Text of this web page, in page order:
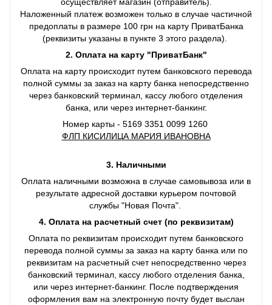
Наложенный платеж возможен только в случае частичной
предоплаты в размере 100 грн на карту ПриватБанка
(реквизиты указаны в пункте 3 этого раздела).
2. Оплата на карту "ПриватБанк"
Оплата на карту происходит путем банковского перевода
полной суммы за заказ на карту банка непосредственно
через банковский терминал, кассу любого отделения
банка, или через интернет-банкинг.
Номер карты - 5169 3351 0099 1260
ФЛП КИСИЛИЦА МАРИЯ ИВАНОВНА
3. Наличными
Оплата наличными возможна в случае самовывоза или в
результате адресной доставки курьером почтовой
службы "Новая Почта".
4. Оплата на расчетный счет (по реквизитам)
Оплата по реквизитам происходит путем банковского
перевода полной суммы за заказ на карту банка или по
реквизитам на расчетный счет непосредственно через
банковский терминал, кассу любого отделения банка,
или через интернет-банкинг. После подтверждения
оформления вам на электронную почту будет выслан